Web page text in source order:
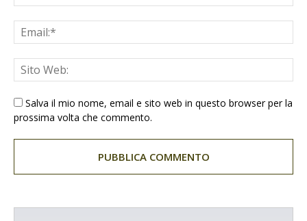
Salva il mio nome, email e sito web in questo browser per la
prossima volta che commento.